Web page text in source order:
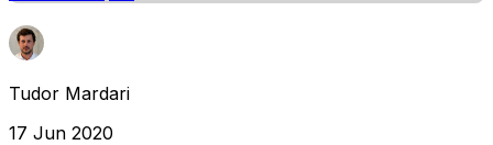
Tudor Mardari
17 Jun 2020